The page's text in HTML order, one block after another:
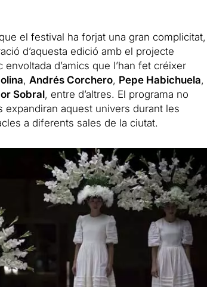
el festival ha forjat una gran complicitat,
d’aquesta edició amb el projecte
d’amics que l’han fet créixer
, Andrés Corchero, Pepe Habichuela,
Sobral, entre d’altres. El programa no
expandiran aquest univers durant les
a diferents sales de la ciutat.